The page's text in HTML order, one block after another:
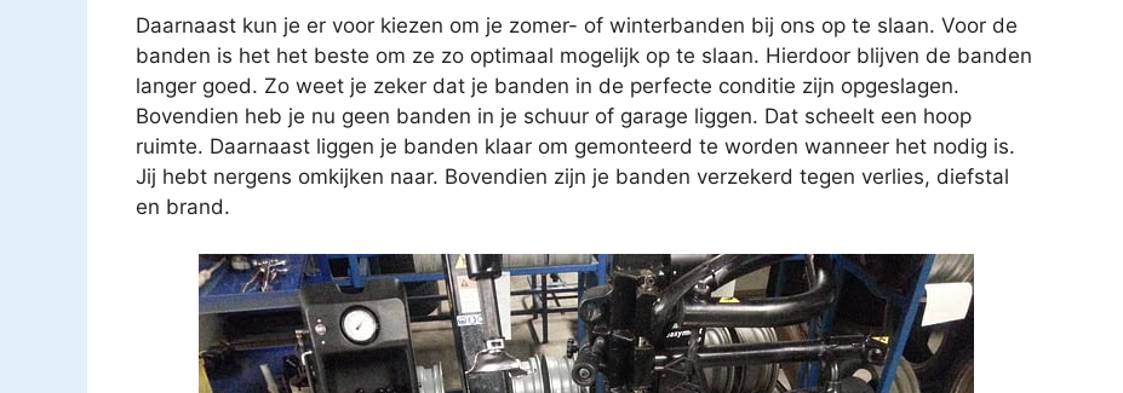
Daarnaast kun je er voor kiezen om je zomer- of winterbanden bij ons op te slaan. Voor de
banden is het het beste om ze zo optimaal mogelijk op te slaan. Hierdoor blijven de banden
langer goed. Zo weet je zeker dat je banden in de perfecte conditie zijn opgeslagen.
Bovendien heb je nu geen banden in je schuur of garage liggen. Dat scheelt een hoop
ruimte. Daarnaast liggen je banden klaar om gemonteerd te worden wanneer het nodig is.
Jij hebt nergens omkijken naar. Bovendien zijn je banden verzekerd tegen verlies, diefstal
en brand.